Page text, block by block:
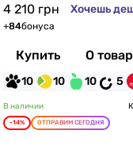
4 210 грн Хочешь
+84бонуса
Купить О
10 10 10 5
В наличии
-14% ОТПРАВИМ СЕГОДНЯ